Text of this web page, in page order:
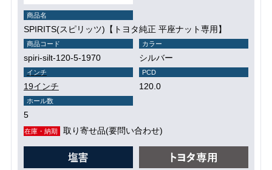
商品名
SPIRITS(スピリッツ)【トヨタ純正 平座ナット専用】
商品コード
spiri-silt-120-5-1970
カラー
シルバー
インチ
19インチ
PCD
120.0
ホール数
5
在庫・納期 取り寄せ品(要問い合わせ)